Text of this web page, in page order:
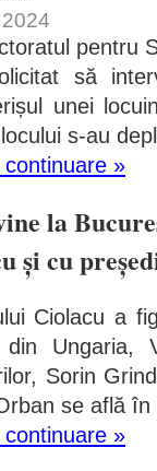
pentru
să
unei
s-au
»
la
și cu
Ciolacu a
Ungaria,
Sorin
se află
»